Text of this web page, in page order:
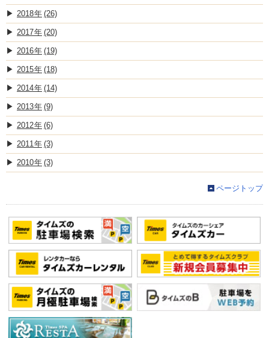
2018 (26)
2017 (20)
2016 (19)
2015 (18)
2014 (14)
2013 (9)
2012 (6)
2011 (3)
2010 (3)
ページトップ